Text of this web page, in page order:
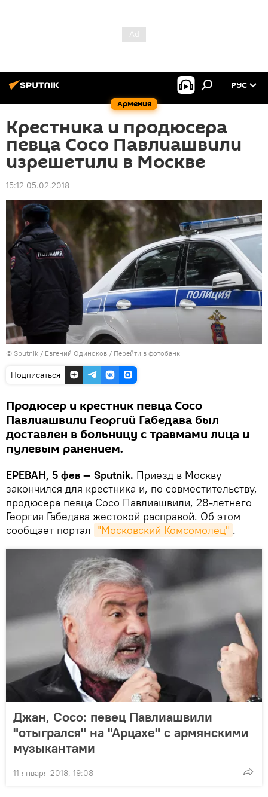
Армения
РУС
Крестника и продюсера
певца Сосо Павлиашвили
изрешетили в Москве
15:12 05.02.2018
© Sputnik / Евгений Одиноков / Перейти в фотобанк
Подписаться
Продюсер и крестник певца Сосо
Павлиашвили Георгий Габедава был
доставлен в больницу с травмами лица и
пулевым ранением.
ЕРЕВАН, 5 фев — Sputnik. Приезд в Москву
закончился для крестника и, по совместительству,
продюсера певца Сосо Павлиашвили, 28-летнего
Георгия Габедава жестокой расправой. Об этом
сообщает портал "Московский Комсомолец" .
Джан, Сосо: певец Павлиашвили
"отыгрался" на "Арцахе" с армянскими
музыкантами
11 января 2018, 19:08